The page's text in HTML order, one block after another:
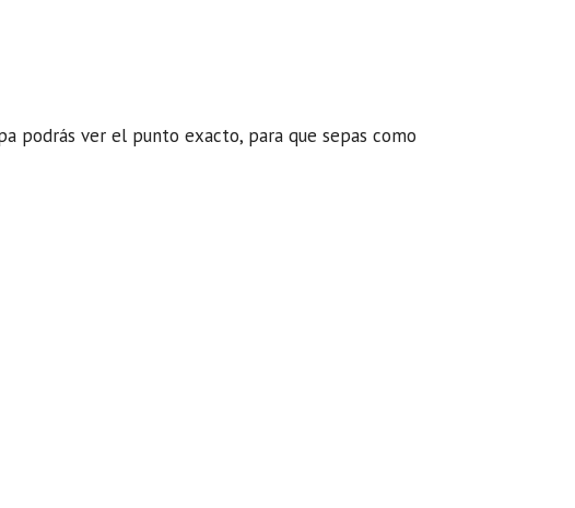
podrás ver el punto exacto, para que sepas como